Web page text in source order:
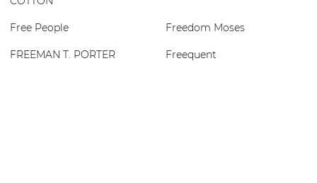
Free People Freedom Moses
FREEMAN T. PORTER Freequent